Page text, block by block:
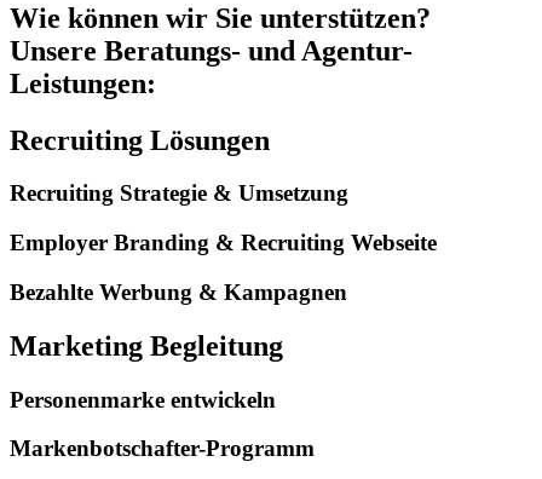
Wie können wir Sie unterstützen?
Unsere Beratungs- und Agentur-
Leistungen:
Recruiting Lösungen
Recruiting Strategie & Umsetzung
Employer Branding & Recruiting Webseite
Bezahlte Werbung & Kampagnen
Marketing Begleitung
Personenmarke entwickeln
Markenbotschafter-Programm